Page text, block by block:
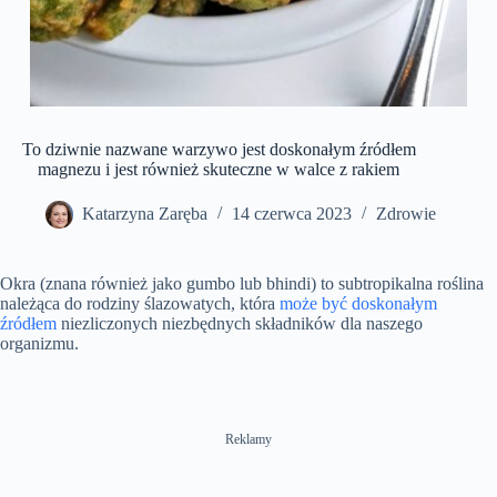
To dziwnie nazwane warzywo jest doskonałym źródłem
magnezu i jest również skuteczne w walce z rakiem
Katarzyna Zaręba 14 czerwca 2023 Zdrowie
Okra (znana również jako gumbo lub bhindi) to subtropikalna roślina
należąca do rodziny ślazowatych, która może być doskonałym
źródłem niezliczonych niezbędnych składników dla naszego
organizmu.
Reklamy